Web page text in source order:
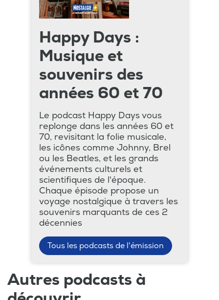
Happy Days :
Musique et
souvenirs des
années 60 et 70
Le podcast Happy Days vous
replonge dans les années 60 et
70, revisitant la folie musicale,
les icônes comme Johnny, Brel
ou les Beatles, et les grands
événements culturels et
scientifiques de l'époque.
Chaque épisode propose un
voyage nostalgique à travers les
souvenirs marquants de ces 2
décennies
Tous les podcasts de l'émission
Autres podcasts à